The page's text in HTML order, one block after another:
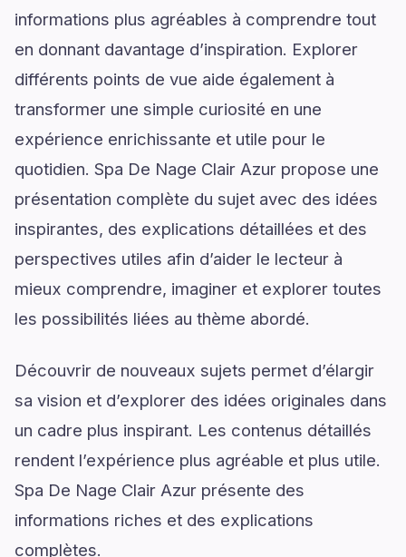
informations plus agréables à comprendre tout
en donnant davantage d’inspiration. Explorer
différents points de vue aide également à
transformer une simple curiosité en une
expérience enrichissante et utile pour le
quotidien. Spa De Nage Clair Azur propose une
présentation complète du sujet avec des idées
inspirantes, des explications détaillées et des
perspectives utiles afin d’aider le lecteur à
mieux comprendre, imaginer et explorer toutes
les possibilités liées au thème abordé.
Découvrir de nouveaux sujets permet d’élargir
sa vision et d’explorer des idées originales dans
un cadre plus inspirant. Les contenus détaillés
rendent l’expérience plus agréable et plus utile.
Spa De Nage Clair Azur présente des
informations riches et des explications
complètes.